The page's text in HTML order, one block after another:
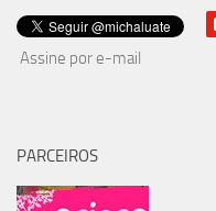
Assine por e-mail
PARCEIROS